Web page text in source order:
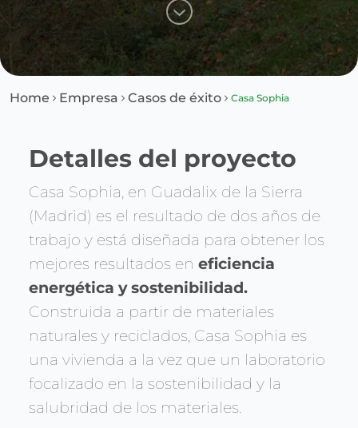
Home Empresa Casos de éxito Casa Sophia
Detalles del proyecto
Casa Sophia, en Guadalix de la Sierra
(Madrid) es el resultado de dos años de
trabajo y está diseñada para obtener los
mejores resultados en eficiencia
energética y sostenibilidad.
Construida a partir de materiales
naturales y reciclados, Casa Sophia es
una vivienda a la vez que un laboratorio
focalizado en la sostenibilidad y la
salubridad de los materiales.